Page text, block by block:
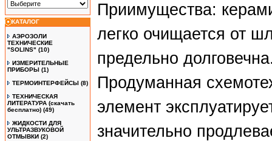
КАТАЛОГ
АЭРОЗОЛИ
ТЕХНИЧЕСКИЕ
"SOLINS" (10)
ИЗМЕРИТЕЛЬНЫЕ
ПРИБОРЫ (1)
ТЕРМОИНТЕРФЕЙСЫ (8)
ТЕХНИЧЕСКАЯ
ЛИТЕРАТУРА (скачать
бесплатно) (49)
ЖИДКОСТИ ДЛЯ
УЛЬТРАЗВУКОВОЙ
ОТМЫВКИ (2)
Приимущества:
легко очищается от
предельно
Продуманная
элемент
значительно